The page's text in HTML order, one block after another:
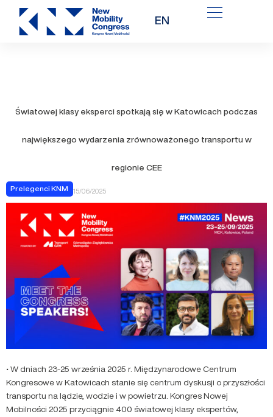
Przejdź
treści
EN
Światowej klasy eksperci spotkają się w Katowicach podczas
największego wydarzenia zrównoważonego transportu w
regionie CEE
Prelegenci KNM 15/06/2025
• W dniach 23-25 września 2025 r. Międzynarodowe Centrum
Kongresowe w Katowicach stanie się centrum dyskusji o przyszłości
transportu na lądzie, wodzie i w powietrzu. Kongres Nowej
Mobilności 2025 przyciągnie 400 światowej klasy ekspertów,